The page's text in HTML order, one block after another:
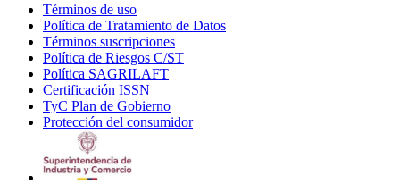
Términos de uso
in
new
window
Política de Tratamiento de Datos
Términos suscripciones
in
Política de Riesgos C/ST
Política SAGRILAFT
new
window
Certificación ISSN
in
new
TyC Plan de Gobierno
in
Protección del consumidorOpens